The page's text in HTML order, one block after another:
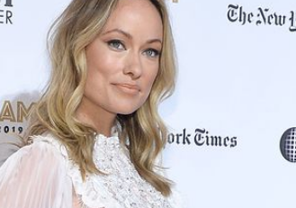
Lifestyle
Familie & Liebe
Promiflash Exklusiv
Alle Themen auf Promiflash
Jobs